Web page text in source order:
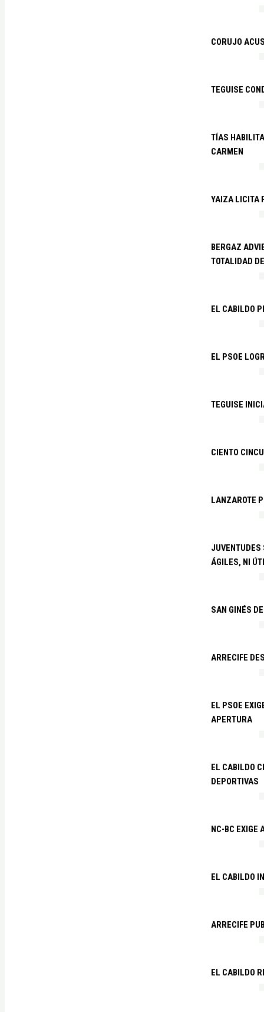
CORUJO
TEGUISE
TÍAS
CARMEN
YAIZA LICITA
BERGAZ
TOTALIDAD
EL CABILDO
EL PSOE
TEGUISE
CIENTO
LANZAROTE
JUVENTUDES
ÁGILES, NI
SAN GINÉS
ARRECIFE
EL PSOE
APERTURA
EL CABILDO
DEPORTIVAS
NC-BC EXIGE
EL CABILDO
ARRECIFE
EL CABILDO